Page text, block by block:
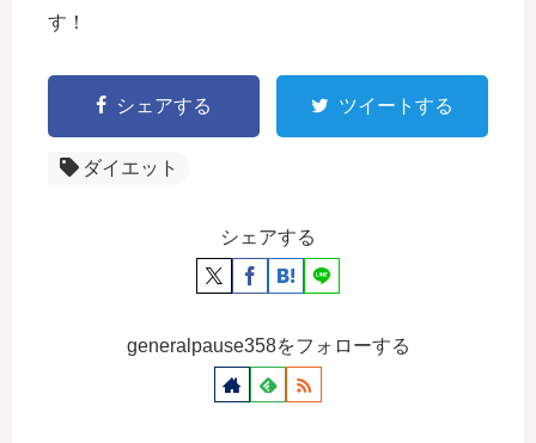
す！
シェアする ツイートする
ダイエット
シェアする
generalpause358をフォローする